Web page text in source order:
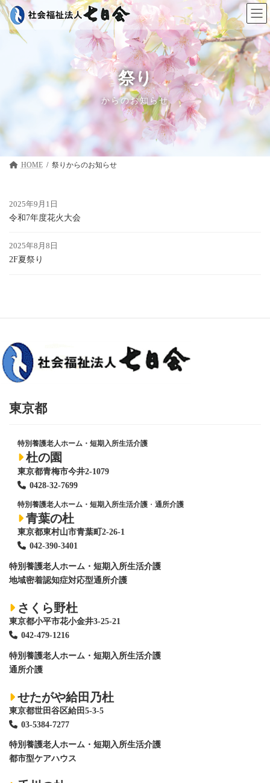
コ
ン
ナ
ビ
祭り
からのお知らせ
HOME 祭り
2025年9月1日
令和7年度花火大会
2025年8月8日
2F夏祭り
東京都
特別養護老人ホーム・短期入所生活介護
杜の園
東京都青梅市今井2-1079
0428-32-7699
特別養護老人ホーム・短期入所生活介護 ・ 通所介護
青葉の杜
東京都東村山市青葉町2-26-1
042-390-3401
特別養護老人ホーム ・短期入所生活介護
地域密着認知症対応型通所介護
さくら野杜
東京都小平市花小金井3-25-21
042-479-1216
特別養護老人ホーム ・短期入所生活介護
通所介護
せたがや給田乃杜
東京都世田谷区給田5-3-5
03-5384-7277
特別養護老人ホーム ・短期入所生活介護
都市型ケアハウス